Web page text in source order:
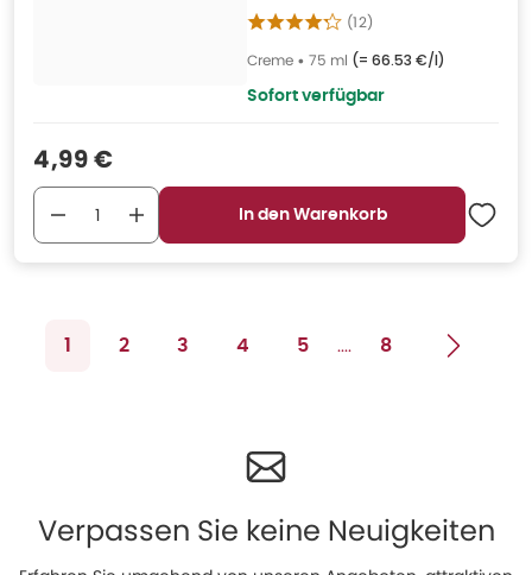
(12)
Creme • 75 ml (= 66.53 €/l)
Sofort verfügbar
Verkaufspreis
4,99 €
In den Warenkorb
1 2 3 4 5 .... 8
Verpassen Sie keine Neuigkeiten